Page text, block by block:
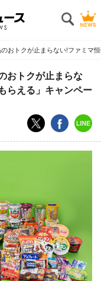
おトクが止まらない!ファミマ
おトクが止まらな
らえる」キャンペー